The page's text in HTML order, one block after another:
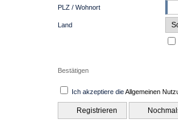
PLZ / Wohnort
Land
Bestätigen
Ich akzeptiere dieAllgemeinen